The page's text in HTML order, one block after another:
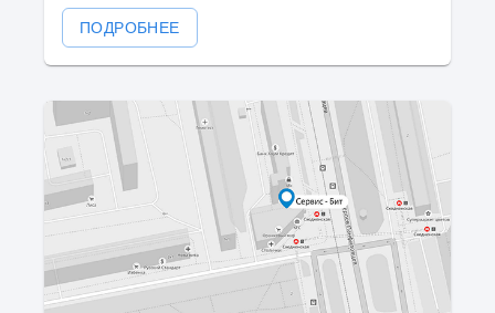
ПОДРОБНЕЕ